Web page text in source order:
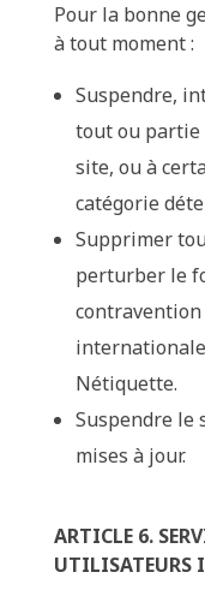
Pour la bonne
à tout moment :
Suspendre,
tout ou partie
site, ou à
catégorie
Supprimer
perturber le
Nétiquette.
Suspendre le
mises à jour.
ARTICLE 6.
UTILISATEURS